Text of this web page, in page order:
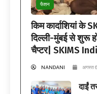
फैशन
किम कार्दाशियां के
दिल्ली-मुंबई से शुरू
चैप्टर| SKIMS
NANDANI अगस्त
दाईं